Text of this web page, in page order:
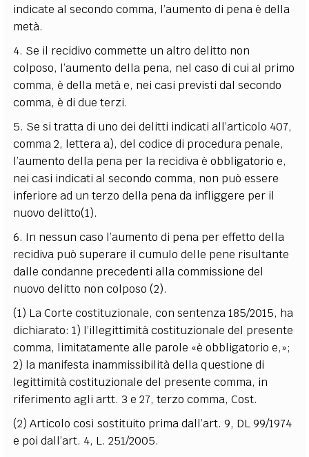
indicate al secondo comma, l’aumento di pena è della
metà.
4. Se il recidivo commette un altro delitto non
colposo, l’aumento della pena, nel caso di cui al primo
comma, è della metà e, nei casi previsti dal secondo
comma, è di due terzi.
5. Se si tratta di uno dei delitti indicati all’articolo 407,
comma 2, lettera a), del codice di procedura penale,
l’aumento della pena per la recidiva è obbligatorio e,
nei casi indicati al secondo comma, non può essere
inferiore ad un terzo della pena da infliggere per il
nuovo delitto(1).
6. In nessun caso l’aumento di pena per effetto della
recidiva può superare il cumulo delle pene risultante
dalle condanne precedenti alla commissione del
nuovo delitto non colposo(2).
(1) La Corte costituzionale, con sentenza 185/2015, ha
dichiarato: 1) l’illegittimità costituzionale del presente
comma, limitatamente alle parole «è obbligatorio e,»;
2) la manifesta inammissibilità della questione di
legittimità costituzionale del presente comma, in
riferimento agli artt. 3 e 27, terzo comma, Cost.
(2) Articolo così sostituito prima dall’art. 9, DL 99/1974
e poi dall’art. 4, L. 251/2005.